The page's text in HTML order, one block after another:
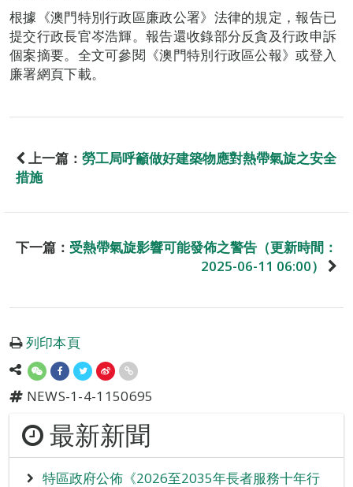
根據《澳門特別行政區廉政公署》法律的規定，報告已
提交行政長官岑浩輝。報告還收錄部分反貪及行政申訴
個案摘要。全文可參閱《澳門特別行政區公報》或登入
廉署網頁下載。
上一篇： 勞工局呼籲做好建築物應對熱帶氣旋之安全
措施
下一篇： 受熱帶氣旋影響可能發佈之警告（更新時間：
2025-06-11 06:00）
列印本頁
NEWS-1-4-1150695
最新新聞
特區政府公佈《2026至2035年長者服務十年行